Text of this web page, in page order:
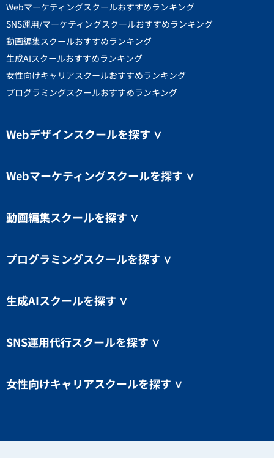
Webマーケティングスクールおすすめランキング
SNS運用/マーケティングスクールおすすめランキング
動画編集スクールおすすめランキング
生成AIスクールおすすめランキング
女性向けキャリアスクールおすすめランキング
プログラミングスクールおすすめランキング
Webデザインスクールを探す ∨
Webマーケティングスクールを探す ∨
動画編集スクールを探す ∨
プログラミングスクールを探す ∨
生成AIスクールを探す ∨
SNS運用代行スクールを探す ∨
女性向けキャリアスクールを探す ∨